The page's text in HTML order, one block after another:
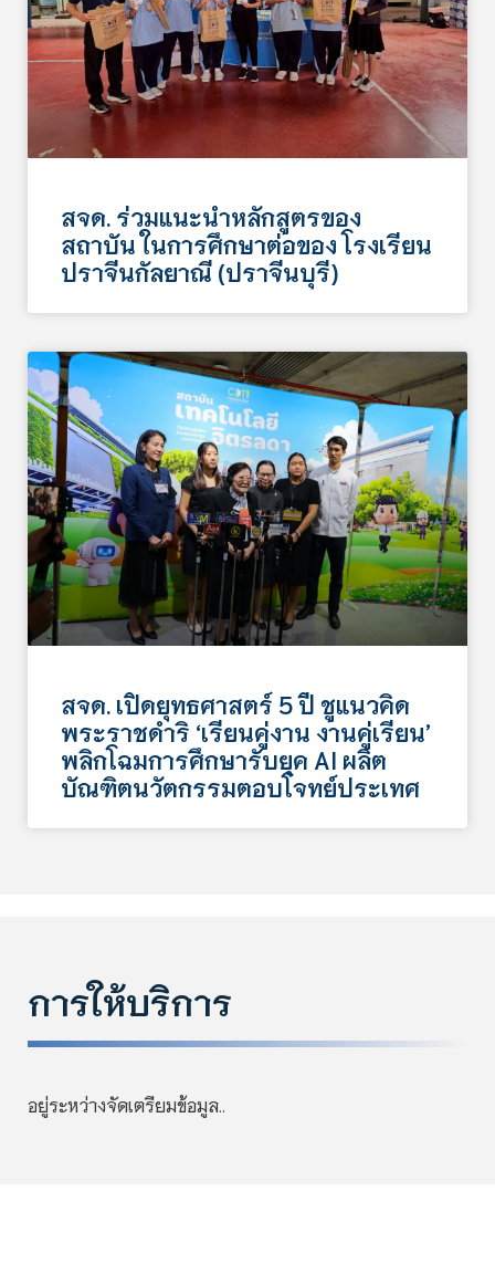
สจด. ร่วมแนะนำหลักสูตรของ
สถาบัน ในการศึกษาต่อของ โรงเรียน
ปราจีนกัลยาณี (ปราจีนบุรี)
สจด. เปิดยุทธศาสตร์ 5 ปี ชูแนวคิด
พระราชดำริ ‘เรียนคู่งาน งานคู่เรียน’
พลิกโฉมการศึกษารับยุค AI ผลิต
บัณฑิตนวัตกรรมตอบโจทย์ประเทศ
การให้บริการ
อยู่ระหว่างจัดเตรียมข้อมูล..